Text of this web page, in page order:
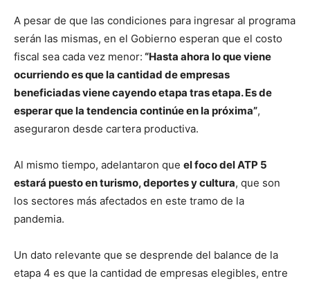
A pesar de que las condiciones para ingresar al programa
serán las mismas, en el Gobierno esperan que el costo
fiscal sea cada vez menor: “Hasta ahora lo que viene
ocurriendo es que la cantidad de empresas
beneficiadas viene cayendo etapa tras etapa. Es de
esperar que la tendencia continúe en la próxima”,
aseguraron desde cartera productiva.
Al mismo tiempo, adelantaron que el foco del ATP 5
estará puesto en turismo, deportes y cultura, que son
los sectores más afectados en este tramo de la
pandemia.
Un dato relevante que se desprende del balance de la
etapa 4 es que la cantidad de empresas elegibles, entre